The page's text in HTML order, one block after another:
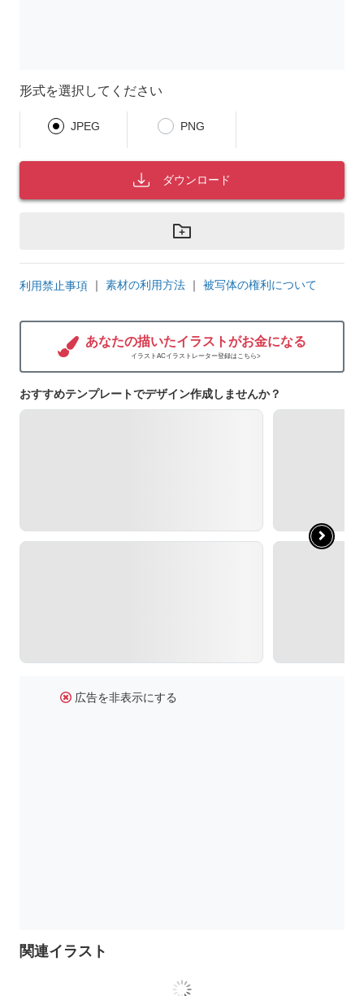
形式を選択してください
JPEG PNG
ダウンロード
利用禁止事項 ｜ 素材の利用方法 ｜ 被写体の権利について
あなたの描いたイラストがお金になる
イラストACイラストレーター登録はこちら>
おすすめテンプレートでデザイン作成しませんか？
広告を非表示にする
関連イラスト